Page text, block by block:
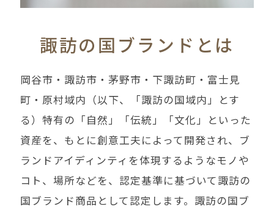
諏訪の国ブランドとは
岡谷市・諏訪市・茅野市・下諏訪町・富士見
町・原村域内（以下、「諏訪の国域内」とす
る）特有の「自然」「伝統」「文化」といった
資産を、もとに創意工夫によって開発され、ブ
ランドアイディンティを体現するようなモノや
コト、場所などを、認定基準に基づいて諏訪の
国ブランド商品として認定します。諏訪の国ブ